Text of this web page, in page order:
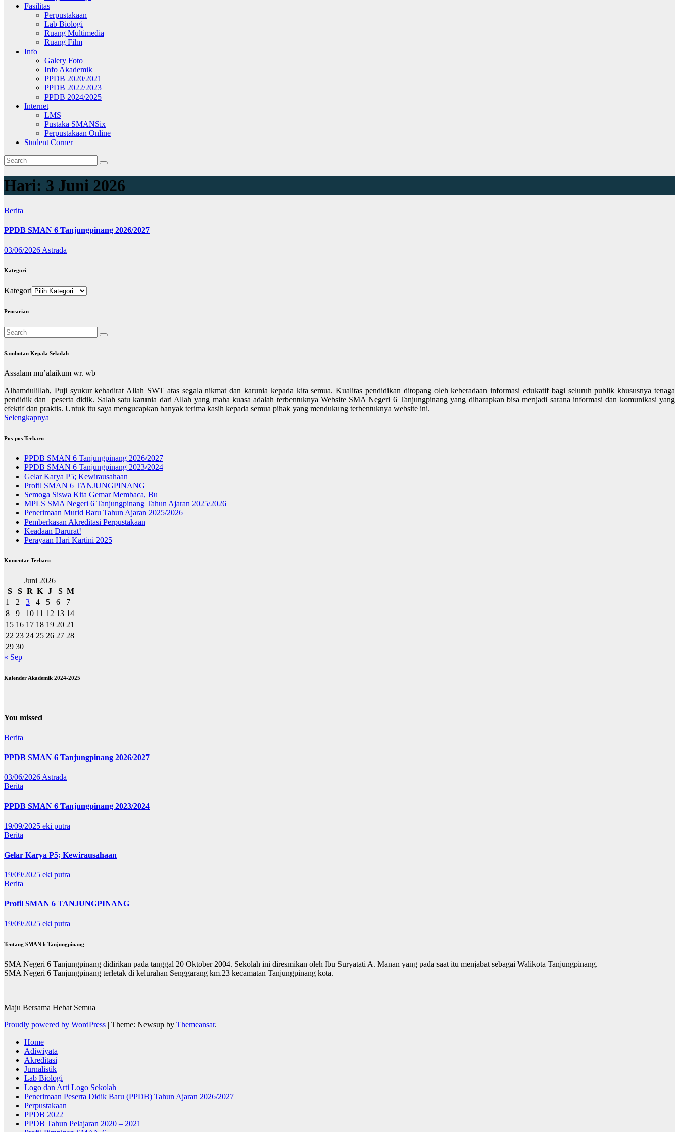
Fasilitas
Perpustakaan
Lab Biologi
Ruang Multimedia
Ruang Film
Info
Galery Foto
Info Akademik
PPDB 2020/2021
PPDB 2022/2023
PPDB 2024/2025
Internet
LMS
Pustaka SMANSix
Perpustakaan Online
Student Corner
Hari: 3 Juni 2026
Berita
PPDB SMAN 6 Tanjungpinang 2026/2027
03/06/2026Astrada
Kategori
Kategori
Pencarian
Sambutan Kepala Sekolah
Assalam mu’alaikum wr. wb
Alhamdulillah, Puji syukur kehadirat Allah SWT atas segala nikmat dan karunia kepada kita semua. Kualitas pendidikan ditopang oleh keberadaan informasi edukatif bagi seluruh publik khususnya tenaga
pendidik dan peserta didik. Salah satu karunia dari Allah yang maha kuasa adalah terbentuknya Website SMA Negeri 6 Tanjungpinang yang diharapkan bisa menjadi sarana informasi dan komunikasi yang
efektif dan praktis. Untuk itu saya mengucapkan banyak terima kasih kepada semua pihak yang mendukung terbentuknya website ini.
Selengkapnya
Pos-pos Terbaru
PPDB SMAN 6 Tanjungpinang 2026/2027
PPDB SMAN 6 Tanjungpinang 2023/2024
Gelar Karya P5; Kewirausahaan
Profil SMAN 6 TANJUNGPINANG
Semoga Siswa Kita Gemar Membaca, Bu
MPLS SMA Negeri 6 Tanjungpinang Tahun Ajaran 2025/2026
Penerimaan Murid Baru Tahun Ajaran 2025/2026
Pemberkasan Akreditasi Perpustakaan
Keadaan Darurat!
Perayaan Hari Kartini 2025
Komentar Terbaru
Juni 2026
S
S R K J S M
1
2 3 4 5 6
7
8
9 10 11 12 13 14
15 16 17 18 19 20 21
22 23 24 25 26 27 28
29 30
« Sep
Kalender Akademik 2024-2025
You missed
Berita
PPDB SMAN 6 Tanjungpinang 2026/2027
03/06/2026 Astrada
Berita
PPDB SMAN 6 Tanjungpinang 2023/2024
19/09/2025 eki putra
Berita
Gelar Karya P5; Kewirausahaan
19/09/2025 eki putra
Berita
Profil SMAN 6 TANJUNGPINANG
19/09/2025 eki putra
Tentang SMAN 6 Tanjungpinang
SMA Negeri 6 Tanjungpinang didirikan pada tanggal 20 Oktober 2004. Sekolah ini diresmikan oleh Ibu Suryatati A. Manan yang pada saat itu menjabat sebagai Walikota Tanjungpinang.
SMA Negeri 6 Tanjungpinang terletak di kelurahan Senggarang km.23 kecamatan Tanjungpinang kota.
Maju Bersama Hebat Semua
Proudly powered by WordPress | Theme: Newsup by Themeansar.
Home
Adiwiyata
Akreditasi
Jurnalistik
Lab Biologi
Logo dan Arti Logo Sekolah
Penerimaan Peserta Didik Baru (PPDB) Tahun Ajaran 2026/2027
Perpustakaan
PPDB 2022
PPDB Tahun Pelajaran 2020 – 2021